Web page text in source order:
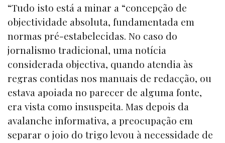
“Tudo isto está a minar a “concepção de
objectividade absoluta, fundamentada em
normas pré-estabelecidas. No caso do
jornalismo tradicional, uma notícia
considerada objectiva, quando atendia às
regras contidas nos manuais de redacção, ou
estava apoiada no parecer de alguma fonte,
era vista como insuspeita. Mas depois da
avalanche informativa, a preocupação em
separar o joio do trigo levou à necessidade de